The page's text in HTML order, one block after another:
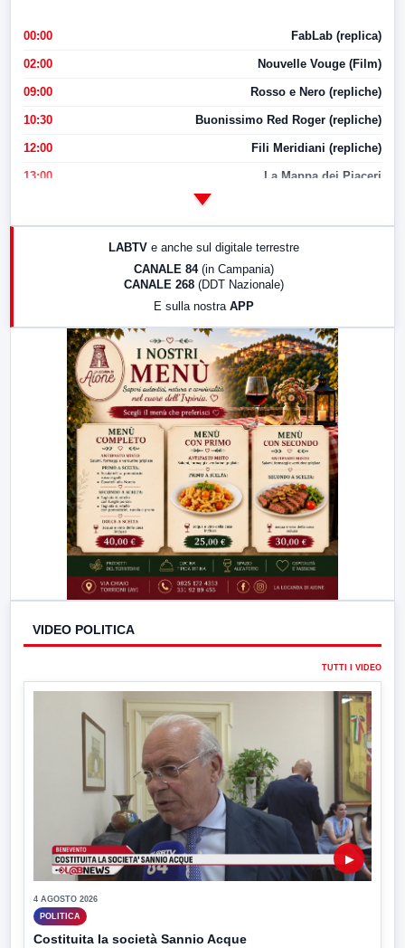
00:00 FabLab (replica)
02:00 Nouvelle Vouge (Film)
09:00 Rosso e Nero (repliche)
10:30 Buonissimo Red Roger (repliche)
12:00 Fili Meridiani (repliche)
13:00 La Mappa dei Piaceri
LabNews (replica)
LABTV e anche sul digitale terrestre
CANALE 84 (in Campania)
CANALE 268 (DDT Nazionale)
E sulla nostra APP
VIDEO POLITICA
TUTTI I VIDEO
▶
4 AGOSTO 2026
POLITICA
Costituita la società Sannio Acque